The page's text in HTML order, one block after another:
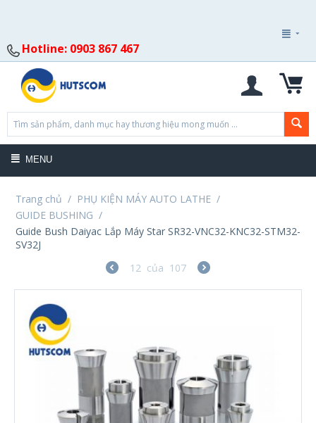
Hotline: 0903 867 467
MENU
Trang chủ / PHỤ KIỆN MÁY AUTO LATHE /
GUIDE BUSHING /
Guide Bush Daiyac Lắp Máy Star SR32-VNC32-KNC32-STM32-
SV32J
12 của 107